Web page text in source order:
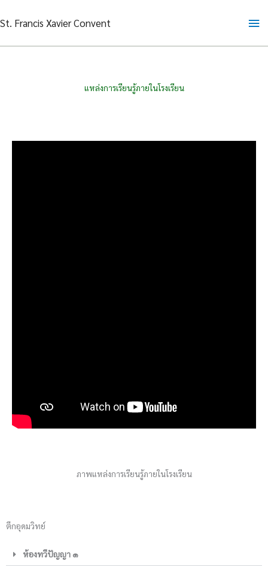
to
St. Francis Xavier Convent
แหล่งการเรียนรู้ภายในโรงเรียน
ภาพแหล่งการเรียนรู้ภายในโรงเรียน
ตึกอุดมวิทย์
ห้องทวีปัญญา ๑